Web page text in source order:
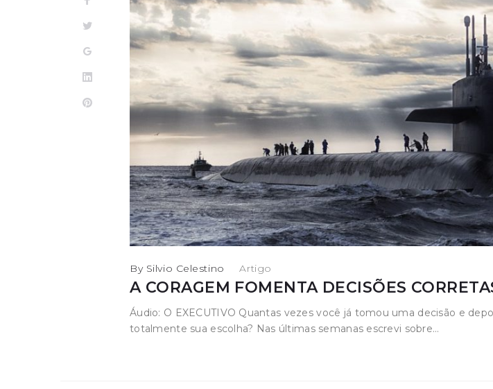
Google+
LinkedIn
Pinterest
By Silvio Celestino inArtigo
A CORAGEM FOMENTA DECISÕES
Áudio: O EXECUTIVO Quantas vezes você já tomou uma decisão e
totalmente sua escolha? Nas últimas semanas escrevi sobre…